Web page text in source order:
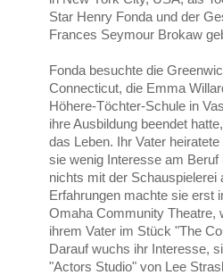
Star Henry Fonda und der
Frances Seymour Brokaw
Fonda besuchte die
Connecticut, die Emma
Höhere-Töchter-Schule in
ihre Ausbildung beendet
das Leben. Ihr Vater
sie wenig Interesse am Beruf
nichts mit der Schauspielerei
Erfahrungen machte sie erst
Omaha Community Theatre,
ihrem Vater im Stück "The
Darauf wuchs ihr Interesse,
"Actors Studio" von Lee